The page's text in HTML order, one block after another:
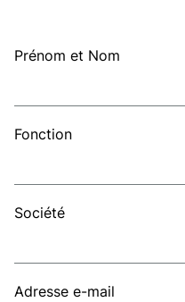
Prénom et Nom
Fonction
Société
Adresse e-mail